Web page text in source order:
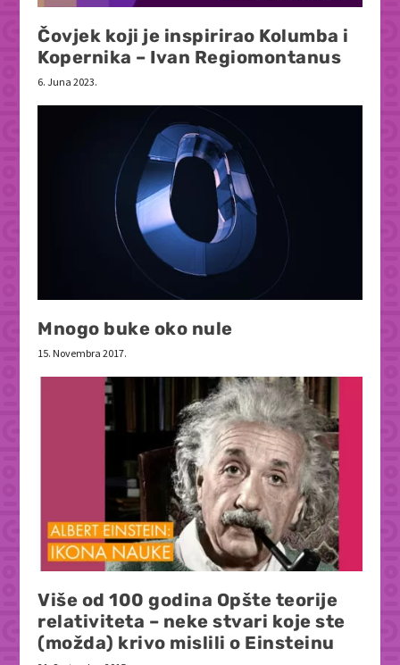
Čovjek koji je inspirirao Kolumba i
Kopernika – Ivan Regiomontanus
6. Juna 2023.
Mnogo buke oko nule
15. Novembra 2017.
Više od 100 godina Opšte teorije
relativiteta – neke stvari koje ste
(možda) krivo mislili o Einsteinu